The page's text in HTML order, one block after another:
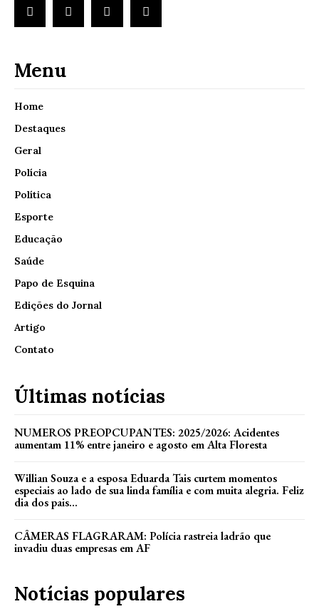
Menu
Home
Destaques
Geral
Polícia
Política
Esporte
Educação
Saúde
Papo de Esquina
Edições do Jornal
Artigo
Contato
Últimas notícias
NUMEROS PREOPCUPANTES: 2025/2026: Acidentes
aumentam 11% entre janeiro e agosto em Alta Floresta
Willian Souza e a esposa Eduarda Tais curtem momentos
especiais ao lado de sua linda família e com muita alegria. Feliz
dia dos pais...
CÂMERAS FLAGRARAM: Polícia rastreia ladrão que
invadiu duas empresas em AF
Notícias populares